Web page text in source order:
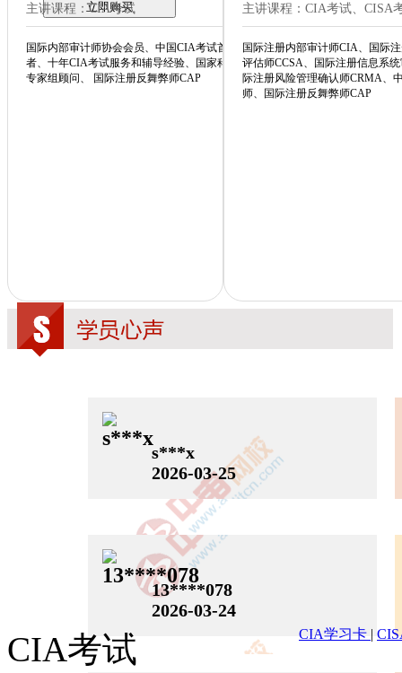
立即购买
主讲课程：CIA考试
国际内部审计师协会会员、中国CIA考试首批布道
者、十年CIA考试服务和辅导经验、国家科研项目
专家组顾问、 国际注册反舞弊师CAP
主讲课程：CIA考试、CISA
国际注册内部审计师CIA、国际
评估师CCSA、国际注册信息系
际注册风险管理确认师CRMA、
师、国际注册反舞弊师CAP
s***x
2026-03-25
接连作战八个月拿下，这也许是我考的最后一
张专业证书了，“老”来得“证”让我收...
13****078
2026-03-24
CIA学习卡 |
CIA考试